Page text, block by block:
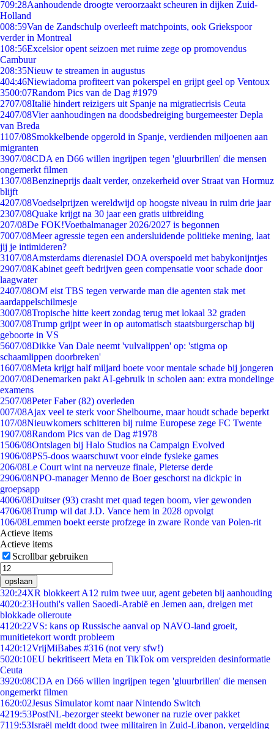
709:28Aanhoudende droogte veroorzaakt scheuren in dijken Zuid-
Holland
008:59Van de Zandschulp overleeft matchpoints, ook Griekspoor
verder in Montreal
108:56Excelsior opent seizoen met ruime zege op promovendus
Cambuur
208:35Nieuw te streamen in augustus
404:46Niewiadoma profiteert van pokerspel en grijpt geel op Ventoux
3500:07Random Pics van de Dag #1979
2707/08Italië hindert reizigers uit Spanje na migratiecrisis Ceuta
2407/08Vier aanhoudingen na doodsbedreiging burgemeester Depla
van Breda
1107/08Smokkelbende opgerold in Spanje, verdienden miljoenen aan
migranten
3907/08CDA en D66 willen ingrijpen tegen 'gluurbrillen' die mensen
ongemerkt filmen
1307/08Benzineprijs daalt verder, onzekerheid over Straat van Hormuz
blijft
4207/08Voedselprijzen wereldwijd op hoogste niveau in ruim drie jaar
2307/08Quake krijgt na 30 jaar een gratis uitbreiding
207/08De FOK!Voetbalmanager 2026/2027 is begonnen
7007/08Meer agressie tegen een andersluidende politieke mening, laat
jij je intimideren?
3107/08Amsterdams dierenasiel DOA overspoeld met babykonijntjes
2907/08Kabinet geeft bedrijven geen compensatie voor schade door
laagwater
2407/08OM eist TBS tegen verwarde man die agenten stak met
aardappelschilmesje
3007/08Tropische hitte keert zondag terug met lokaal 32 graden
3007/08Trump grijpt weer in op automatisch staatsburgerschap bij
geboorte in VS
5607/08Dikke Van Dale neemt 'vulvalippen' op: 'stigma op
schaamlippen doorbreken'
1607/08Meta krijgt half miljard boete voor mentale schade bij jongeren
2007/08Denemarken pakt AI-gebruik in scholen aan: extra mondelinge
examens
2507/08Peter Faber (82) overleden
007/08Ajax veel te sterk voor Shelbourne, maar houdt schade beperkt
107/08Nieuwkomers schitteren bij ruime Europese zege FC Twente
1907/08Random Pics van de Dag #1978
1506/08Ontslagen bij Halo Studios na Campaign Evolved
1906/08PS5-doos waarschuwt voor einde fysieke games
206/08Le Court wint na nerveuze finale, Pieterse derde
2906/08NPO-manager Menno de Boer geschorst na dickpic in
groepsapp
4006/08Duitser (93) crasht met quad tegen boom, vier gewonden
4706/08Trump wil dat J.D. Vance hem in 2028 opvolgt
106/08Lemmen boekt eerste profzege in zware Ronde van Polen-rit
Actieve items
Actieve items
Scrollbar gebruiken
opslaan
320:24XR blokkeert A12 ruim twee uur, agent gebeten bij aanhouding
4020:23Houthi's vallen Saoedi-Arabië en Jemen aan, dreigen met
blokkade olieroute
41 20:22VS: kans op Russische aanval op NAVO-land groeit,
munitietekort wordt probleem
1420:12VrijMiBabes #316 (not very sfw!)
5020:10EU bekritiseert Meta en TikTok om verspreiden desinformatie
Ceuta
3920:08CDA en D66 willen ingrijpen tegen 'gluurbrillen' die mensen
ongemerkt filmen
1620:02Jesus Simulator komt naar Nintendo Switch
4219:53PostNL-bezorger steekt bewoner na ruzie over pakket
7119:53Israël meldt dood twee militairen in Zuid-Libanon, vergelding